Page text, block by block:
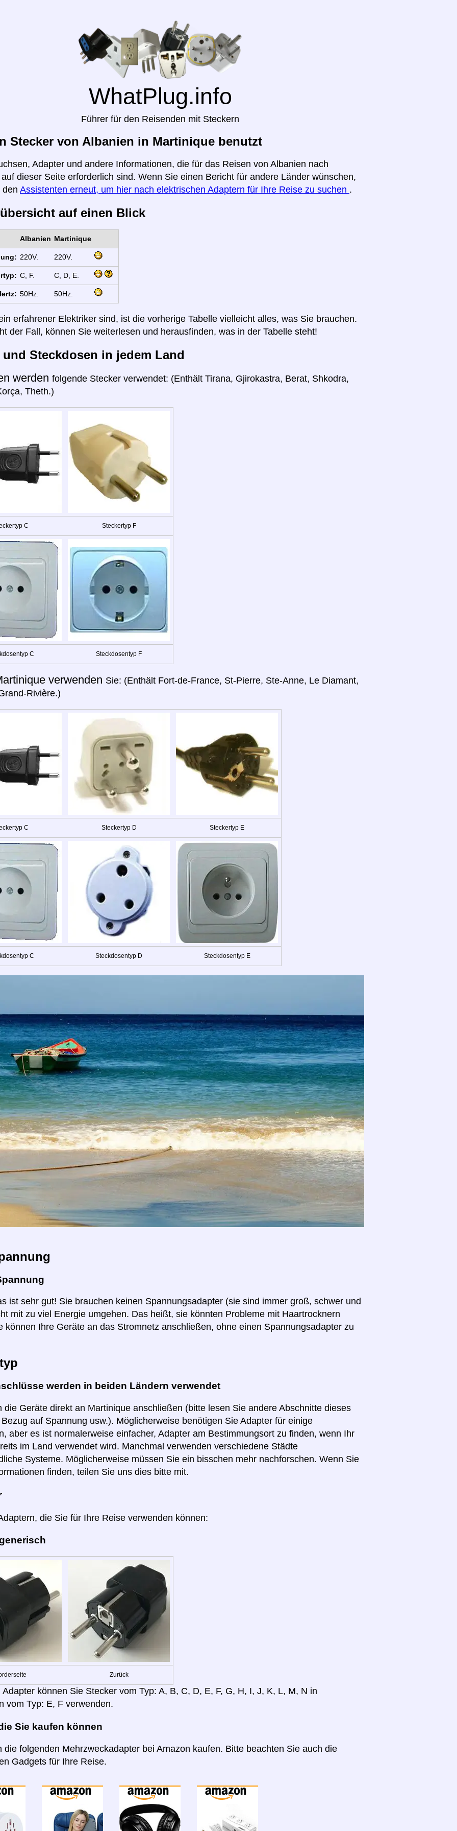
WhatPlug.info
Führer für den Reisenden mit Steckern
Stecker von Albanien in Martinique benutzt
Adapter und andere Informationen, die für das Reisen von Albanien nach
dieser Seite erforderlich sind. Wenn Sie einen Bericht für andere Länder wünschen,
den Assistenten erneut, um hier nach elektrischen Adaptern für Ihre Reise zu suchen .
auf einen Blick
Albanien Martinique
220V. 220V.
C, F. C, D, E.
50Hz. 50Hz.
erfahrener Elektriker sind, ist die vorherige Tabelle vielleicht alles, was Sie brauchen.
der Fall, können Sie weiterlesen und herausfinden, was in der Tabelle steht!
und Steckdosen in jedem Land
werden folgende Stecker verwendet: (Enthält Tirana, Gjirokastra, Berat, Shkodra,
Theth.)
C Steckertyp F
C Steckdosentyp F
verwenden Sie: (Enthält Fort-de-France, St-Pierre, Ste-Anne, Le Diamant,
Rivière.)
C Steckertyp D Steckertyp E
C Steckdosentyp D Steckdosentyp E
ist sehr gut! Sie brauchen keinen Spannungsadapter (sie sind immer groß, schwer und
mit zu viel Energie umgehen. Das heißt, sie könnten Probleme mit Haartrocknern
können Ihre Geräte an das Stromnetz anschließen, ohne einen Spannungsadapter zu
werden in beiden Ländern verwendet
die Geräte direkt an Martinique anschließen (bitte lesen Sie andere Abschnitte dieses
auf Spannung usw.). Möglicherweise benötigen Sie Adapter für einige
aber es ist normalerweise einfacher, Adapter am Bestimmungsort zu finden, wenn Ihr
im Land verwendet wird. Manchmal verwenden verschiedene Städte
Systeme. Möglicherweise müssen Sie ein bisschen mehr nachforschen. Wenn Sie
finden, teilen Sie uns dies bitte mit.
die Sie für Ihre Reise verwenden können:
Zurück
können Sie Stecker vom Typ: A, B, C, D, E, F, G, H, I, J, K, L, M, N in
vom Typ: E, F verwenden.
Sie kaufen können
die folgenden Mehrzweckadapter bei Amazon kaufen. Bitte beachten Sie auch die
Gadgets für Ihre Reise.